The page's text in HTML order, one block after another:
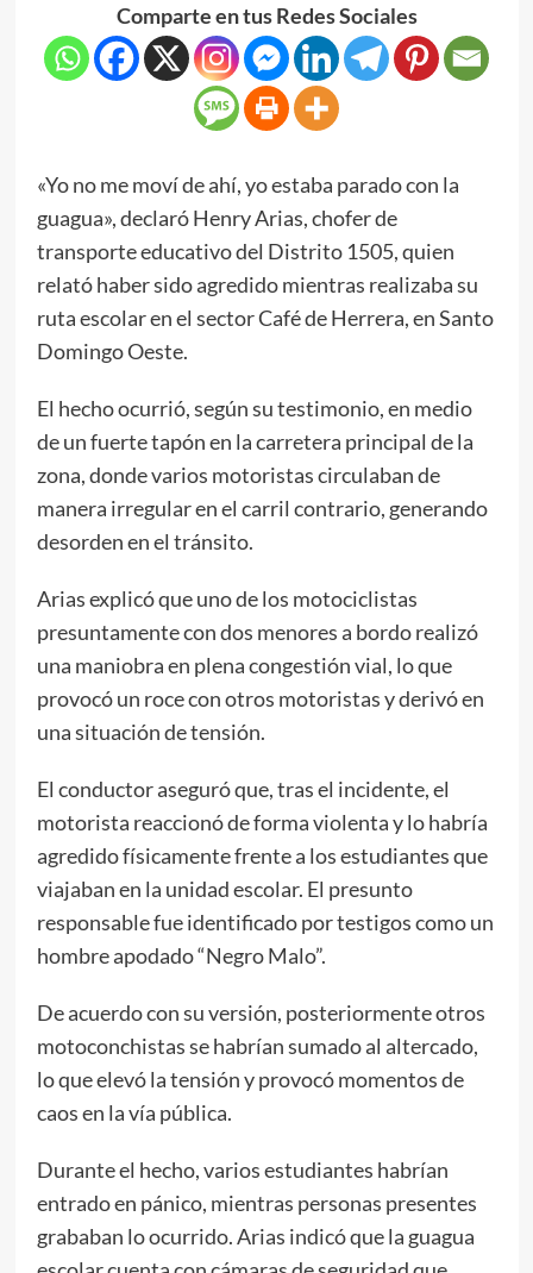
Comparte en tus Redes Sociales
«Yo no me moví de ahí, yo estaba parado con la
guagua», declaró Henry Arias, chofer de
transporte educativo del Distrito 1505, quien
relató haber sido agredido mientras realizaba su
ruta escolar en el sector Café de Herrera, en Santo
Domingo Oeste.
El hecho ocurrió, según su testimonio, en medio
de un fuerte tapón en la carretera principal de la
zona, donde varios motoristas circulaban de
manera irregular en el carril contrario, generando
desorden en el tránsito.
Arias explicó que uno de los motociclistas
presuntamente con dos menores a bordo realizó
una maniobra en plena congestión vial, lo que
provocó un roce con otros motoristas y derivó en
una situación de tensión.
El conductor aseguró que, tras el incidente, el
motorista reaccionó de forma violenta y lo habría
agredido físicamente frente a los estudiantes que
viajaban en la unidad escolar. El presunto
responsable fue identificado por testigos como un
hombre apodado “Negro Malo”.
De acuerdo con su versión, posteriormente otros
motoconchistas se habrían sumado al altercado,
lo que elevó la tensión y provocó momentos de
caos en la vía pública.
Durante el hecho, varios estudiantes habrían
entrado en pánico, mientras personas presentes
grababan lo ocurrido. Arias indicó que la guagua